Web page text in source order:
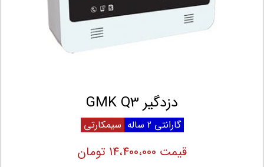
دزدگیر GMK Q3
گارانتی 2 ساله سیمکارتی
قیمت 14،400،000 تومان